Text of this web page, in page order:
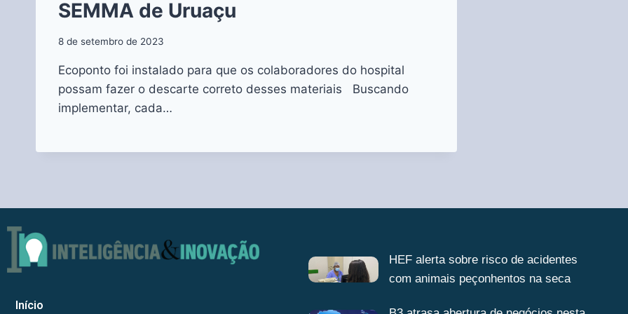
SEMMA de Uruaçu
8 de setembro de 2023
Ecoponto foi instalado para que os colaboradores do hospital
possam fazer o descarte correto desses materiais Buscando
implementar, cada…
Início
HEF alerta sobre risco de acidentes
com animais peçonhentos na seca